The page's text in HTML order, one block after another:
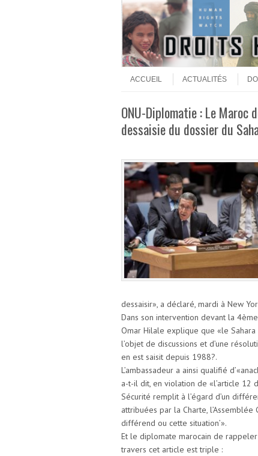
Menu
ACCUEIL
ACTUALITÉS
ONU-Diplomatie : Le Maroc
dessaisie du dossier du
dessaisir», a déclaré, mardi à New
Dans son intervention devant la
Omar Hilale explique que «le
l’objet de discussions et d’une
en est saisit depuis 1988?.
L’ambassadeur a ainsi qualifié
a-t-il dit, en violation de «l’article 12
Sécurité remplit à l’égard d’un
attribuées par la Charte,
différend ou cette situation’».
Et le diplomate marocain de
travers cet article est triple :